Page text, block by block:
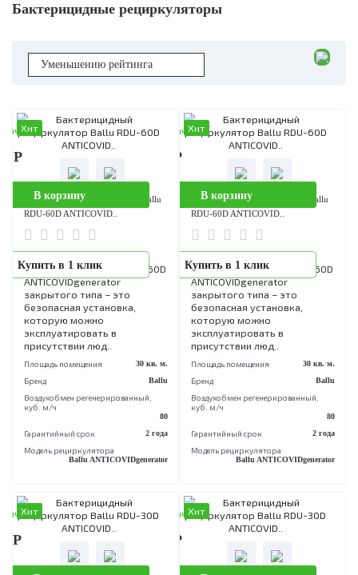
Бактерицидные рециркуляторы
Бактерицидный рециркулятор Ballu
RDU-60D ANTICOVID..
Бактерицидный
рециркулятор Ballu RDU-60D
ANTICOVIDgenerator
закрытого типа – это
безопасная установка,
которую можно
эксплуатировать в
присутствии люд..
Площадь помещения 30 кв. м.
Бренд
80
Гарантийный срок 2 года
Модель рециркулятора
Ballu ANTICOVIDgenerator
Р
В корзину
Купить в 1 клик
Бактерицидный рециркулятор
RDU-60D ANTICOVID..
Бактерицидный
рециркулятор Ballu RDU-
ANTICOVIDgenerator
закрытого типа – это
безопасная установка,
которую можно
эксплуатировать в
Площадь помещения
Бренд
Гарантийный срок
Модель рециркулятора
9 990 Р
В корзину
Купить в 1 клик